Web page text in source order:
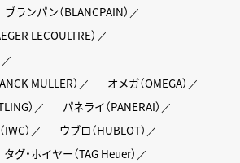
ブランパン（BLANCPAIN）
LECOULTRE）
MULLER）
オメガ（OMEGA）
）
パネライ（PANERAI）
）
ウブロ（HUBLOT）
タグ・ホイヤー（TAG Heuer）